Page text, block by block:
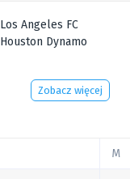
Los Angeles FC
Houston Dynamo
Zobacz więcej
M